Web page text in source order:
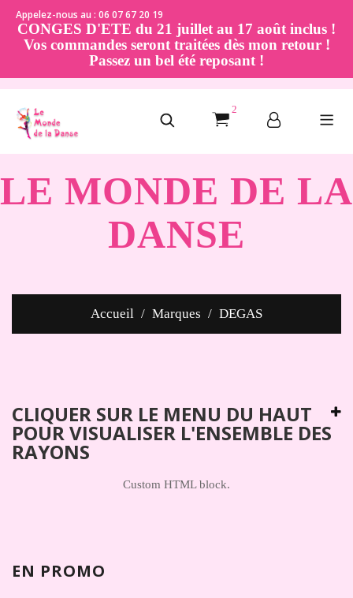
Appelez-nous au : 06 07 67 20 19
CONGES D'ETE du 21 juillet au 17 août inclus !
Vos commandes seront traitées dès mon retour !
Passez un bel été reposant !
2
LE MONDE DE LA
DANSE
Accueil Marques DEGAS
CLIQUER SUR LE MENU DU HAUT
POUR VISUALISER L'ENSEMBLE DES
RAYONS
Custom HTML block.
EN PROMO